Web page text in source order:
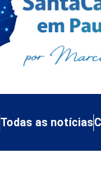
Todas as notícias